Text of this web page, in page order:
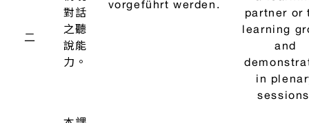
家重
要的
社
會、